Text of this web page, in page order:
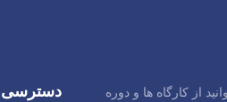
از کارگاه ها و دوره
دسترسی